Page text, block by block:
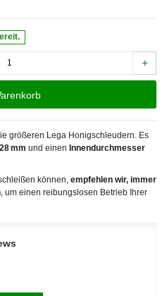
+
größeren Lega Honigschleudern. Es
mm und einen Innendurchmesser
können, empfehlen wir, immer
, um einen reibungslosen Betrieb Ihrer